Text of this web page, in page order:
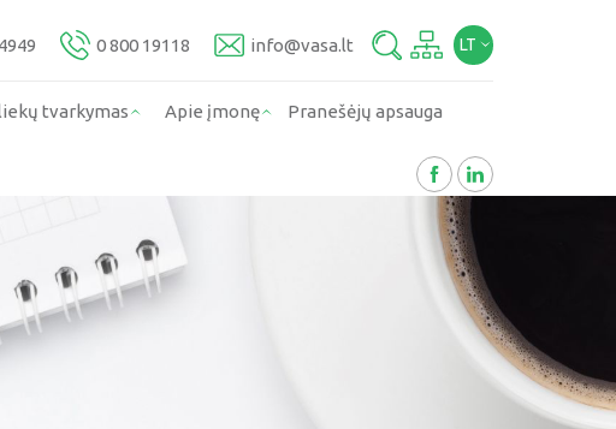
LT
info@vasa.lt
0 800 19118
tvarkymas Apie įmonę Pranešėjų apsauga